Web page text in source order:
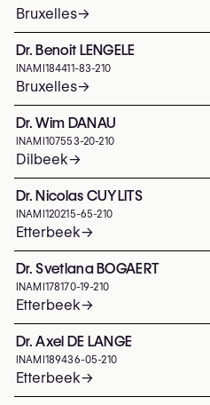
Bruxelles→
Dr. Benoit LENGELE
INAMI 184411-83-210
Bruxelles→
Dr. Wim DANAU
INAMI 107553-20-210
Dilbeek→
Dr. Nicolas CUYLITS
INAMI 120215-65-210
Etterbeek→
Dr. Svetlana BOGAERT
INAMI 178170-19-210
Etterbeek→
Dr. Axel DE LANGE
INAMI 189436-05-210
Etterbeek→